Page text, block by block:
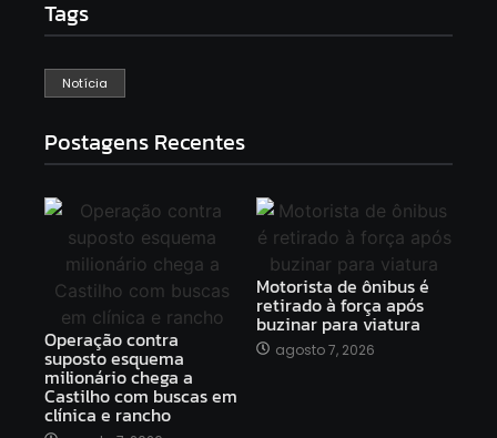
Tags
Notícia
Postagens Recentes
Operação contra
suposto esquema
milionário chega a
Castilho com buscas em
clínica e rancho
Motorista de ônibus é
retirado à força após
buzinar para viatura
agosto 7, 2026